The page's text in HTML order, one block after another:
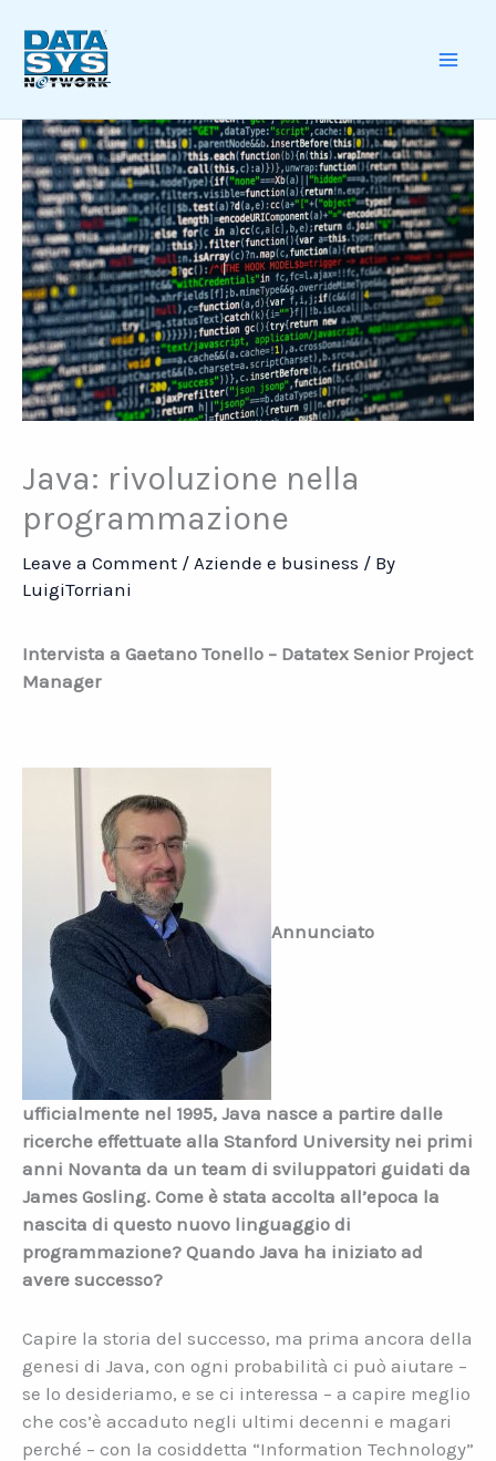
content
Java: rivoluzione nella
programmazione
Leave a Comment / Aziende e business / By
LuigiTorriani
Intervista a Gaetano Tonello – Datatex Senior Project
Manager
Annunciato
ufficialmente nel 1995, Java nasce a partire dalle
ricerche effettuate alla Stanford University nei primi
anni Novanta da un team di sviluppatori guidati da
James Gosling. Come è stata accolta all’epoca la
nascita di questo nuovo linguaggio di
programmazione? Quando Java ha iniziato ad
avere successo?
Capire la storia del successo, ma prima ancora della
genesi di Java, con ogni probabilità ci può aiutare –
se lo desideriamo, e se ci interessa – a capire meglio
che cos’è accaduto negli ultimi decenni e magari
perché – con la cosiddetta “Information Technology”